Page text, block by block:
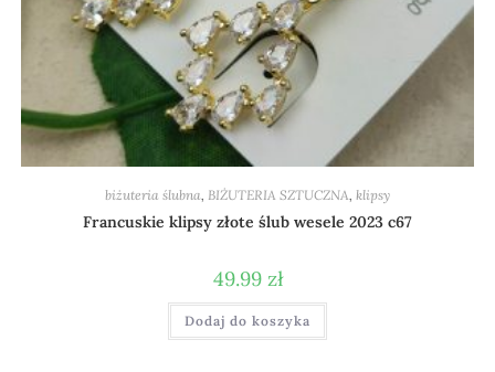
biżuteria ślubna BIŻUTERIA SZTUCZNA klipsy
Francuskie klipsy złote ślub wesele 2023 c67
49.99 zł
Dodaj do koszyka